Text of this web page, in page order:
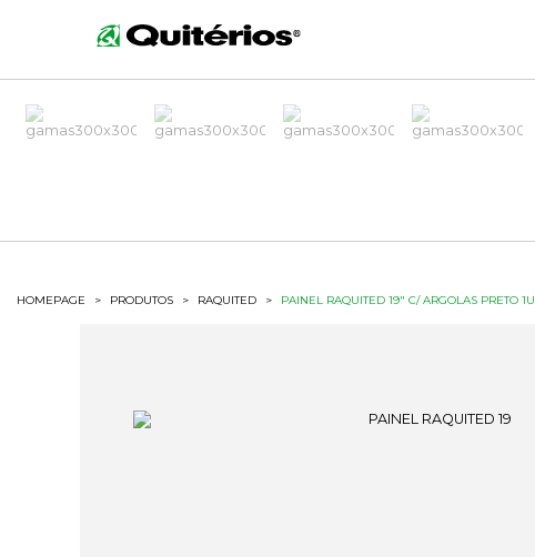
HOMEPAGE > PRODUTOS > RAQUITED > PAINEL RAQUITED 19" C/ ARGOLAS PRETO 1U